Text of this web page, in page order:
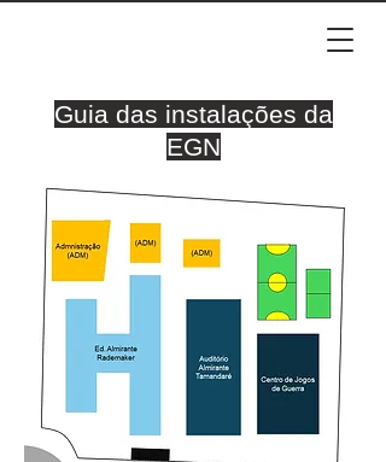
Guia das instalações da
EGN